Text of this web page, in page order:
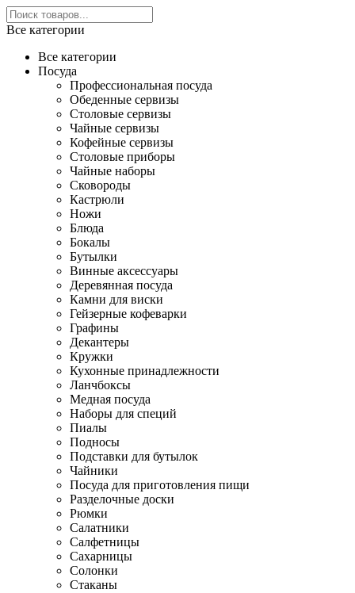
Все категории
Все категории
Посуда
Профессиональная посуда
Обеденные сервизы
Столовые сервизы
Чайные сервизы
Кофейные сервизы
Столовые приборы
Чайные наборы
Сковороды
Кастрюли
Ножи
Блюда
Бокалы
Бутылки
Винные аксессуары
Деревянная посуда
Камни для виски
Гейзерные кофеварки
Графины
Декантеры
Кружки
Кухонные принадлежности
Ланчбоксы
Медная посуда
Наборы для специй
Пиалы
Подносы
Подставки для бутылок
Чайники
Посуда для приготовления пищи
Разделочные доски
Рюмки
Салатники
Салфетницы
Сахарницы
Солонки
Стаканы